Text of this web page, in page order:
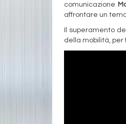
comunicazione
affrontare un
Il superamento del
della mobilità, per